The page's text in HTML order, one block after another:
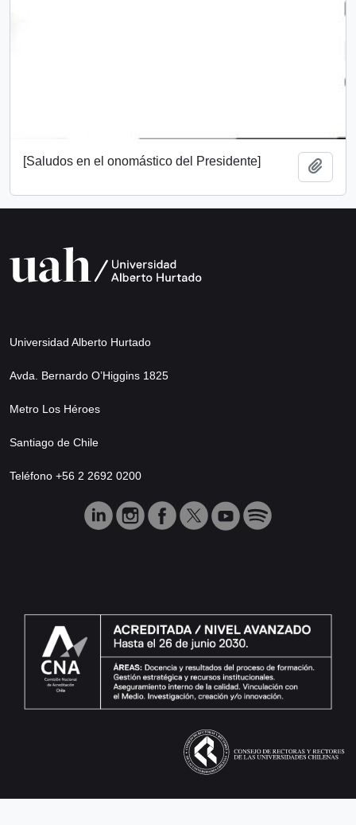
[Saludos en el onomástico del Presidente]
Universidad Alberto Hurtado
Avda. Bernardo O’Higgins 1825
Metro Los Héroes
Santiago de Chile
Teléfono +56 2 2692 0200